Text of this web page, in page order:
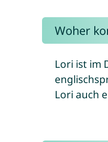
Woher
Lori ist im
Lori auch